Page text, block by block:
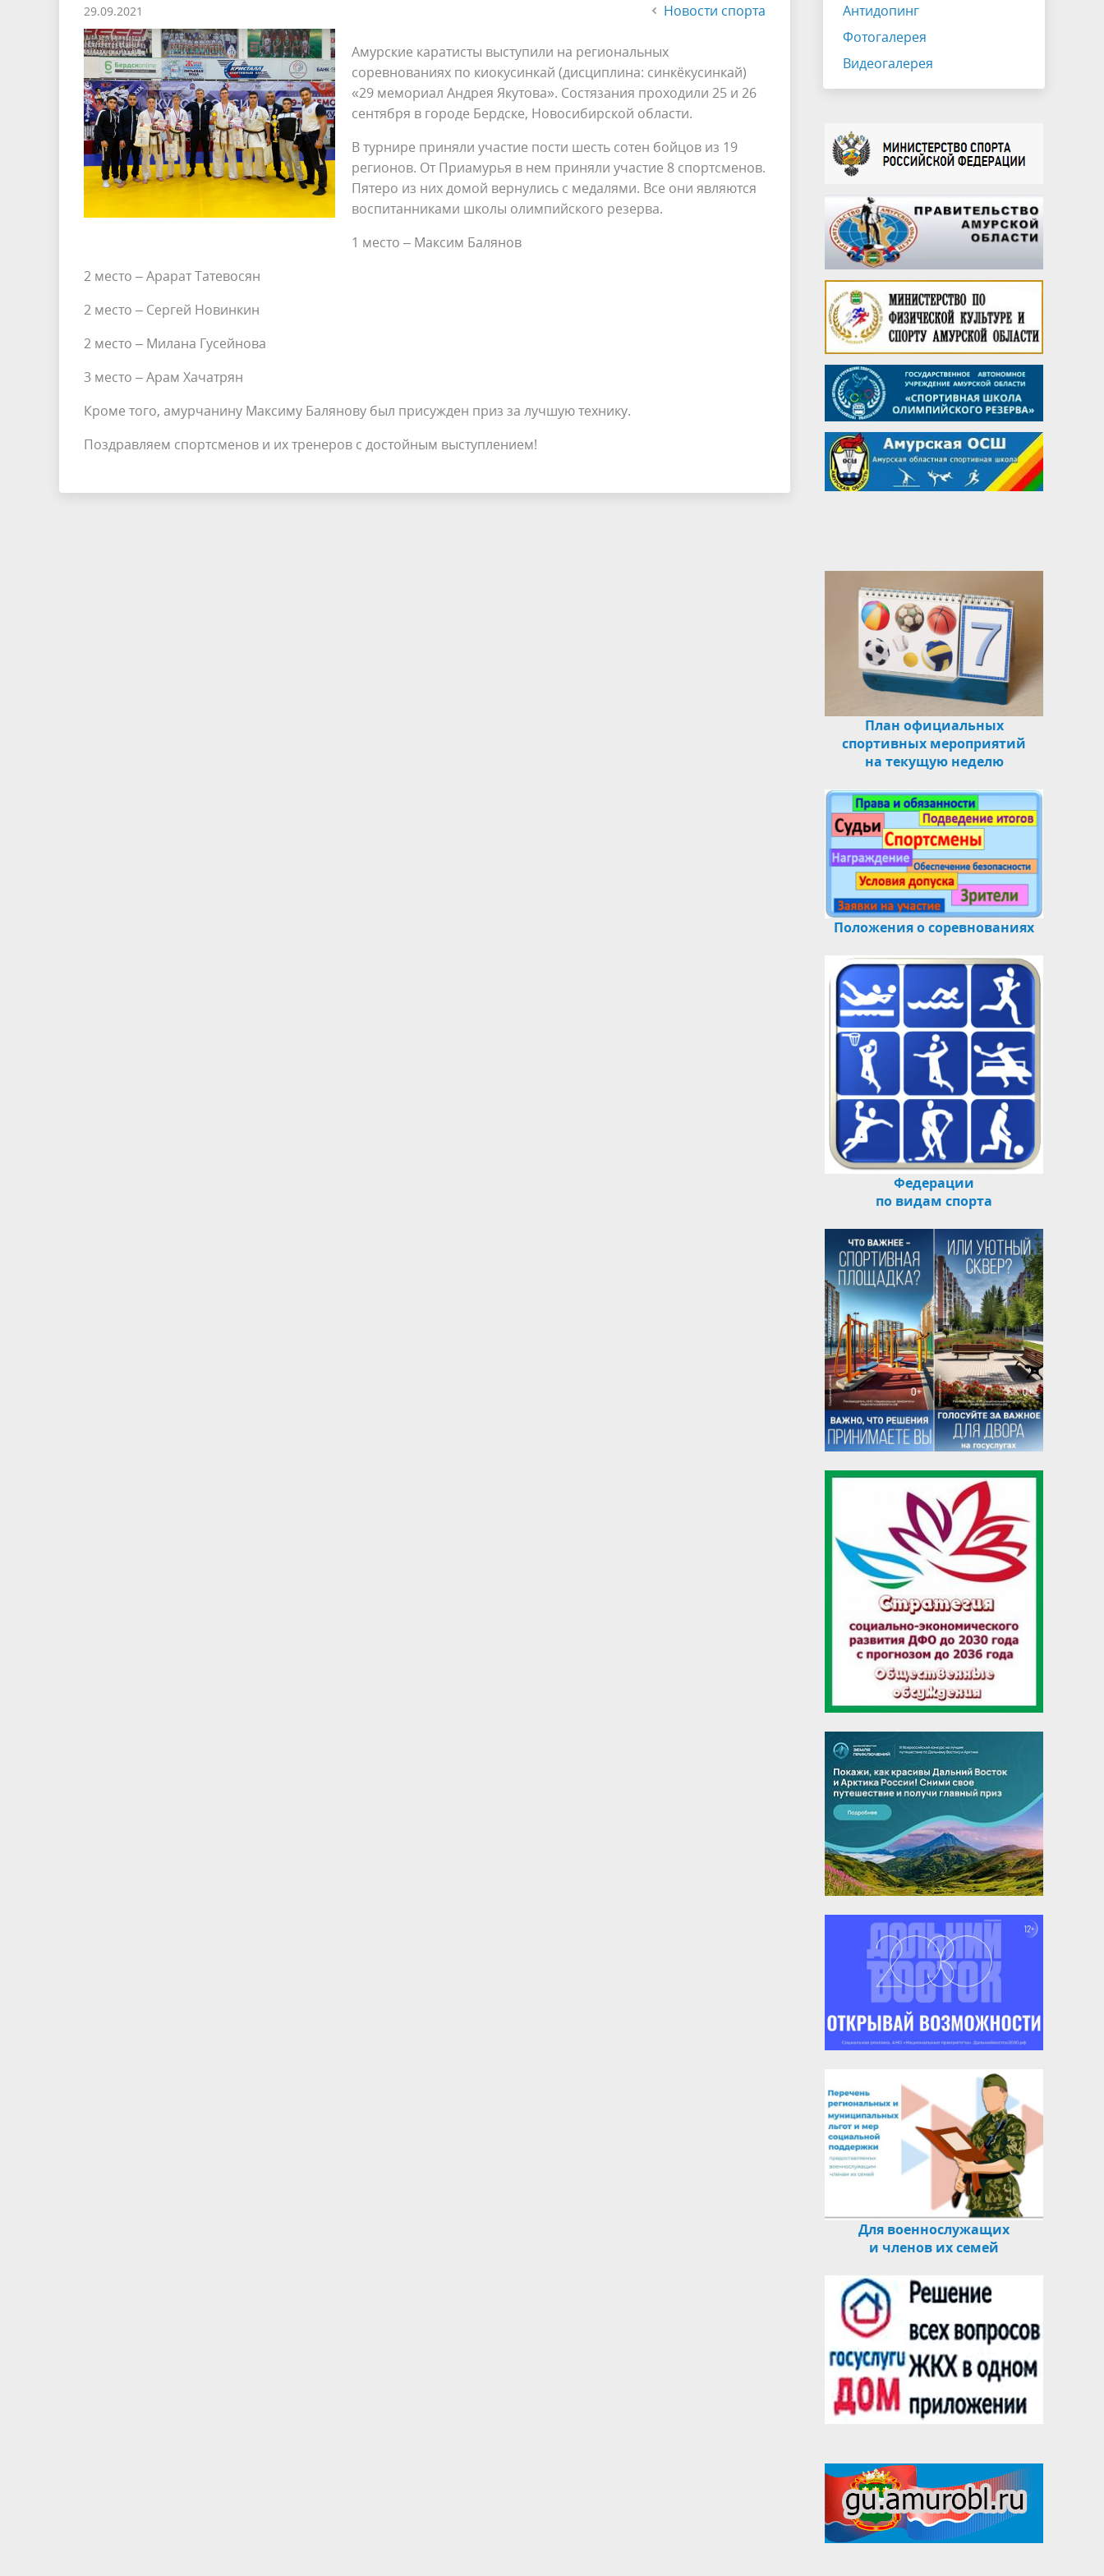
29.09.2021 Новости спорта
Амурские каратисты выступили на региональных
соревнованиях по киокусинкай (дисциплина: синкёкусинкай)
«29 мемориал Андрея Якутова». Состязания проходили 25 и 26
сентября в городе Бердске, Новосибирской области.
В турнире приняли участие пости шесть сотен бойцов из 19
регионов. От Приамурья в нем приняли участие 8 спортсменов.
Пятеро из них домой вернулись с медалями. Все они являются
воспитанниками школы олимпийского резерва.
1 место – Максим Балянов
2 место – Арарат Татевосян
2 место – Сергей Новинкин
2 место – Милана Гусейнова
3 место – Арам Хачатрян
Кроме того, амурчанину Максиму Балянову был присужден приз за лучшую технику.
Поздравляем спортсменов и их тренеров с достойным выступлением!
Антидопинг
Фотогалерея
Видеогалерея
План официальных
спортивных мероприятий
на текущую неделю
Положения о соревнованиях
Федерации
по видам спорта
Для военнослужащих
и членов их семей